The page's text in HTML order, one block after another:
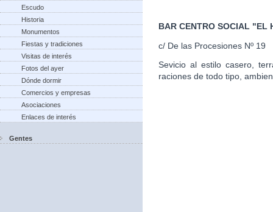
Escudo
Historia
Monumentos
Fiestas y tradiciones
Visitas de interés
Fotos del ayer
Dónde dormir
Comercios y empresas
Asociaciones
Enlaces de interés
Gentes
BAR CENTRO SOCIAL "EL
c/ De las Procesiones Nº 19
Sevicio al estilo casero,
raciones de todo tipo,